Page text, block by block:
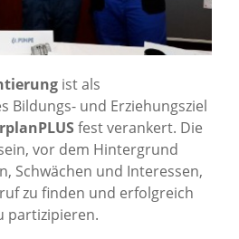
ist als
Bildungs- und Erziehungsziel
fest verankert. Die
vor dem Hintergrund
Schwächen und Interessen,
zu finden und erfolgreich
partizipieren.